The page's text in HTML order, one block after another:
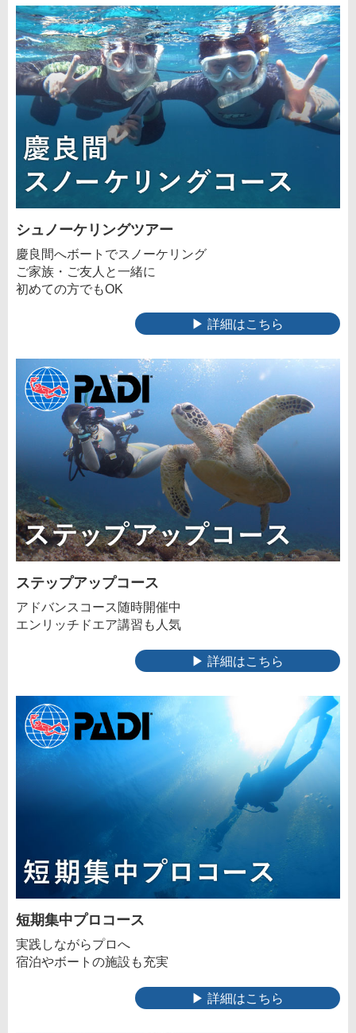
シュノーケリングツアー
慶良間へボートでスノーケリング
ご家族・ご友人と一緒に
初めての方でもOK
▶ 詳細はこちら
ステップアップコース
アドバンスコース随時開催中
エンリッチドエア講習も人気
▶ 詳細はこちら
短期集中プロコース
実践しながらプロへ
宿泊やボートの施設も充実
▶ 詳細はこちら